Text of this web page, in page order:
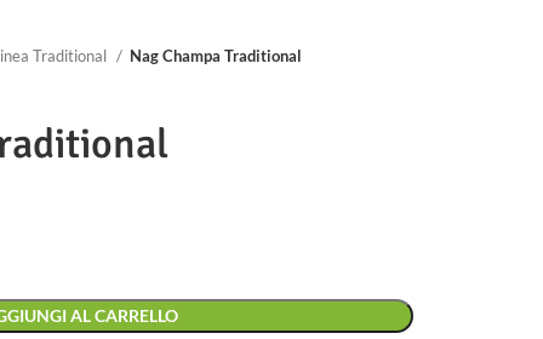
Traditional Nag Champa Traditional
AL CARRELLO